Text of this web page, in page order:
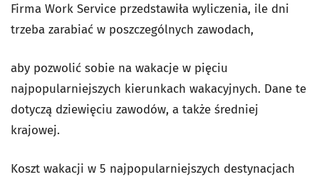
Firma Work Service przedstawiła wyliczenia, ile dni
trzeba zarabiać w poszczególnych zawodach,
aby pozwolić sobie na wakacje w pięciu
najpopularniejszych kierunkach wakacyjnych. Dane te
dotyczą dziewięciu zawodów, a także średniej
krajowej.
Koszt wakacji w 5 najpopularniejszych destynacjach